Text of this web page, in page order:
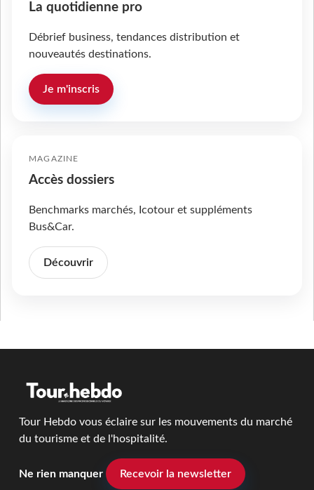
La quotidienne pro
Débrief business, tendances distribution et
nouveautés destinations.
Je m'inscris
MAGAZINE
Accès dossiers
Benchmarks marchés, Icotour et suppléments
Bus&Car.
Découvrir
Tour Hebdo vous éclaire sur les mouvements du marché
du tourisme et de l'hospitalité.
Ne rien manquer Recevoir la newsletter